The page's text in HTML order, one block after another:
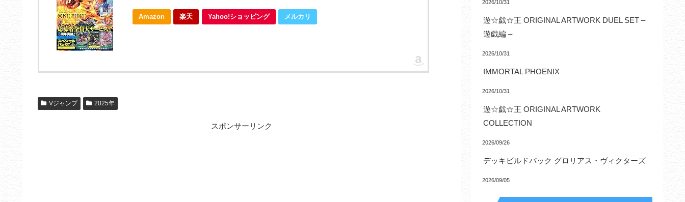
Amazon 楽天 Yahoo!ショッピング メルカリ
Vジャンプ 2025年
スポンサーリンク
2026/10/31
遊☆戯☆王 ORIGINAL ARTWORK DUEL SET –
遊戯編 –
2026/10/31
IMMORTAL PHOENIX
2026/10/31
遊☆戯☆王 ORIGINAL ARTWORK
COLLECTION
2026/09/26
デッキビルドパック グロリアス・ヴィクターズ
2026/09/05